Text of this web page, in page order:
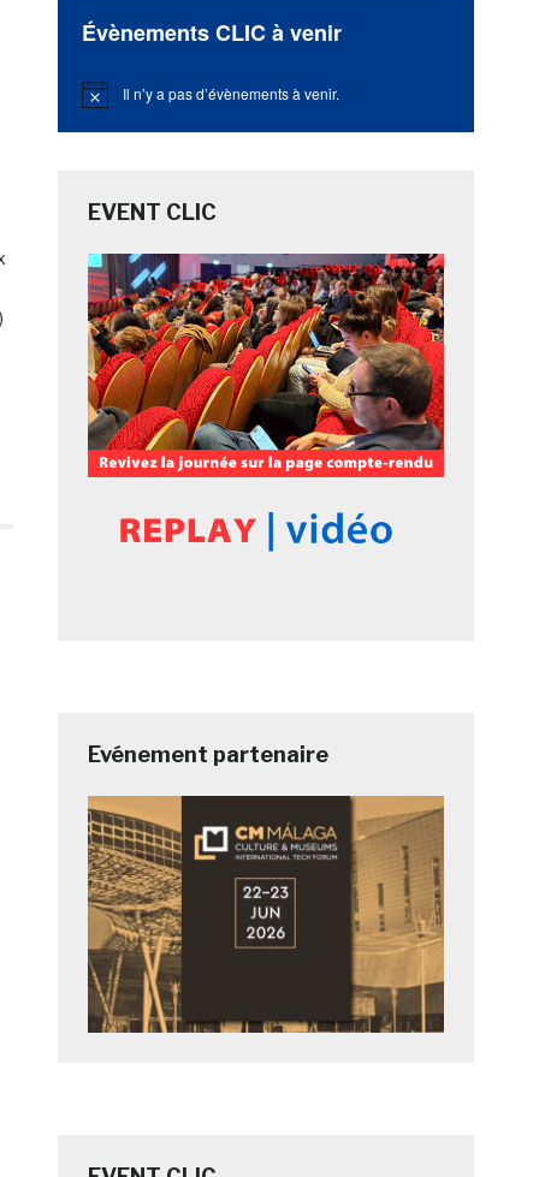
Évènements CLIC à venir
Notice Il n’y a pas d’évènements à venir.
EVENT CLIC
Evénement partenaire